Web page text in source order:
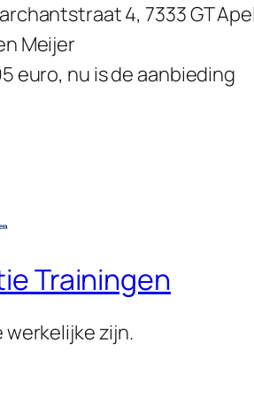
4, 7333 GT
Meijer
euro, nu is de aanbieding
Trainingen
werkelijke zijn.